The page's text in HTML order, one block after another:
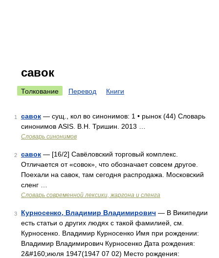
савок
Толкование Перевод Книги
1 савок — сущ., кол во синонимов: 1 • рынок (44) Словарь
синонимов ASIS. В.Н. Тришин. 2013 …
Словарь синонимов
2 савок — [16/2] Савёловский торговый комплекс.
Отличается от «совок», что обозначает совсем другое.
Поехали на савок, там сегодня распродажа. Московский
сленг …
Cловарь современной лексики, жаргона и сленга
3 Курносенко, Владимир Владимирович — В Википедии
есть статьи о других людях с такой фамилией, см.
Курносенко. Владимир Курносенко Имя при рождении:
Владимир Владимирович Курносенко Дата рождения:
2&#160;июля 1947(1947 07 02) Место рождения: